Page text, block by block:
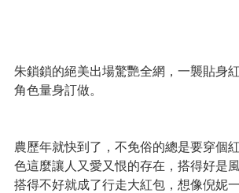
朱鎖鎖的絕美出場驚艷全網，一襲貼身
角色量身訂做。
農歷年就快到了，不免俗的總是要穿個
色這麼讓人又愛又恨的存在，搭得好是
搭得不好就成了行走大紅包，想像倪妮